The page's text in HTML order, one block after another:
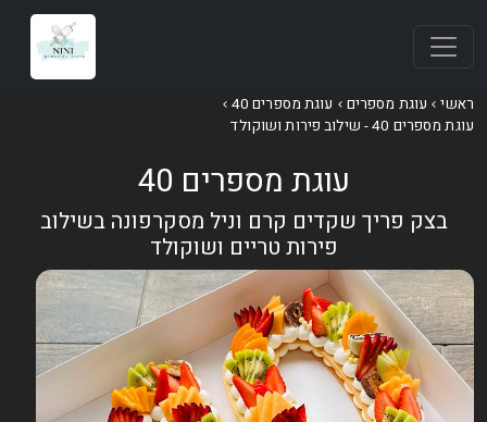
ראשי עוגת מספרים
עוגת מספרים 40
עוגת מספרים 40 - שילוב פירות ושוקולד
עוגת מספרים 40
בצק פריך שקדים קרם וניל מסקרפונה בשילוב
פירות טריים ושוקולד